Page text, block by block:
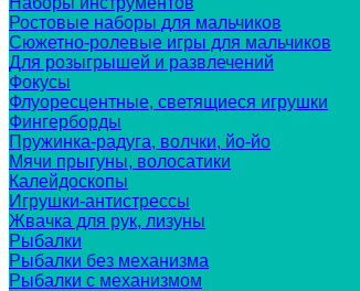
Ростовые наборы для мальчиков
Сюжетно-ролевые игры для мальчиков
Для розыгрышей и развлечений
Фокусы
Флуоресцентные, светящиеся игрушки
Фингерборды
Пружинка-радуга, волчки, йо-йо
Мячи прыгуны, волосатики
Калейдоскопы
Игрушки-антистрессы
Жвачка для рук, лизуны
Рыбалки
Рыбалки без механизма
Рыбалки с механизмом